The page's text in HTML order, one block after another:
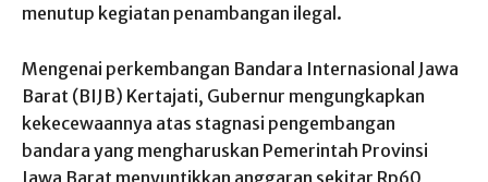
menutup kegiatan penambangan ilegal.
Mengenai perkembangan Bandara Internasional Jawa
Barat (BIJB) Kertajati, Gubernur mengungkapkan
kekecewaannya atas stagnasi pengembangan
bandara yang mengharuskan Pemerintah Provinsi
Jawa Barat menyuntikkan anggaran sekitar Rp60